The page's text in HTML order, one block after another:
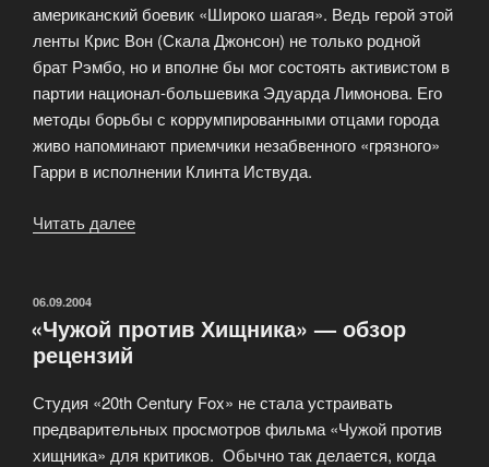
американский боевик «Широко шагая». Ведь герой этой
ленты Крис Вон (Скала Джонсон) не только родной
брат Рэмбо, но и вполне бы мог состоять активистом в
партии национал-большевика Эдуарда Лимонова. Его
методы борьбы с коррумпированными отцами города
живо напоминают приемчики незабвенного «грязного»
Гарри в исполнении Клинта Иствуда.
Читать далее
«Кофе
ОПУБЛИКОВАНО
06.09.2004
«Чужой против Хищника» — обзор
рецензий
Студия «20th Century Fox» не стала устраивать
предварительных просмотров фильма «Чужой против
хищника» для критиков. Обычно так делается, когда